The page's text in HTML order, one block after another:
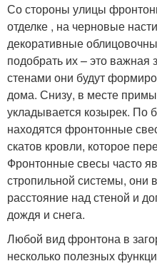
Со стороны улицы
отделке , на черновые
декоративные
подобрать их – это важная
стенами они будут
дома. Снизу, в месте
укладывается козырек. По
находятся фронтонные
скатов кровли, которое
Фронтонные свесы часто
стропильной системы, они
расстояние над стеной и
дождя и снега.
Любой вид фронтона в
несколько полезных